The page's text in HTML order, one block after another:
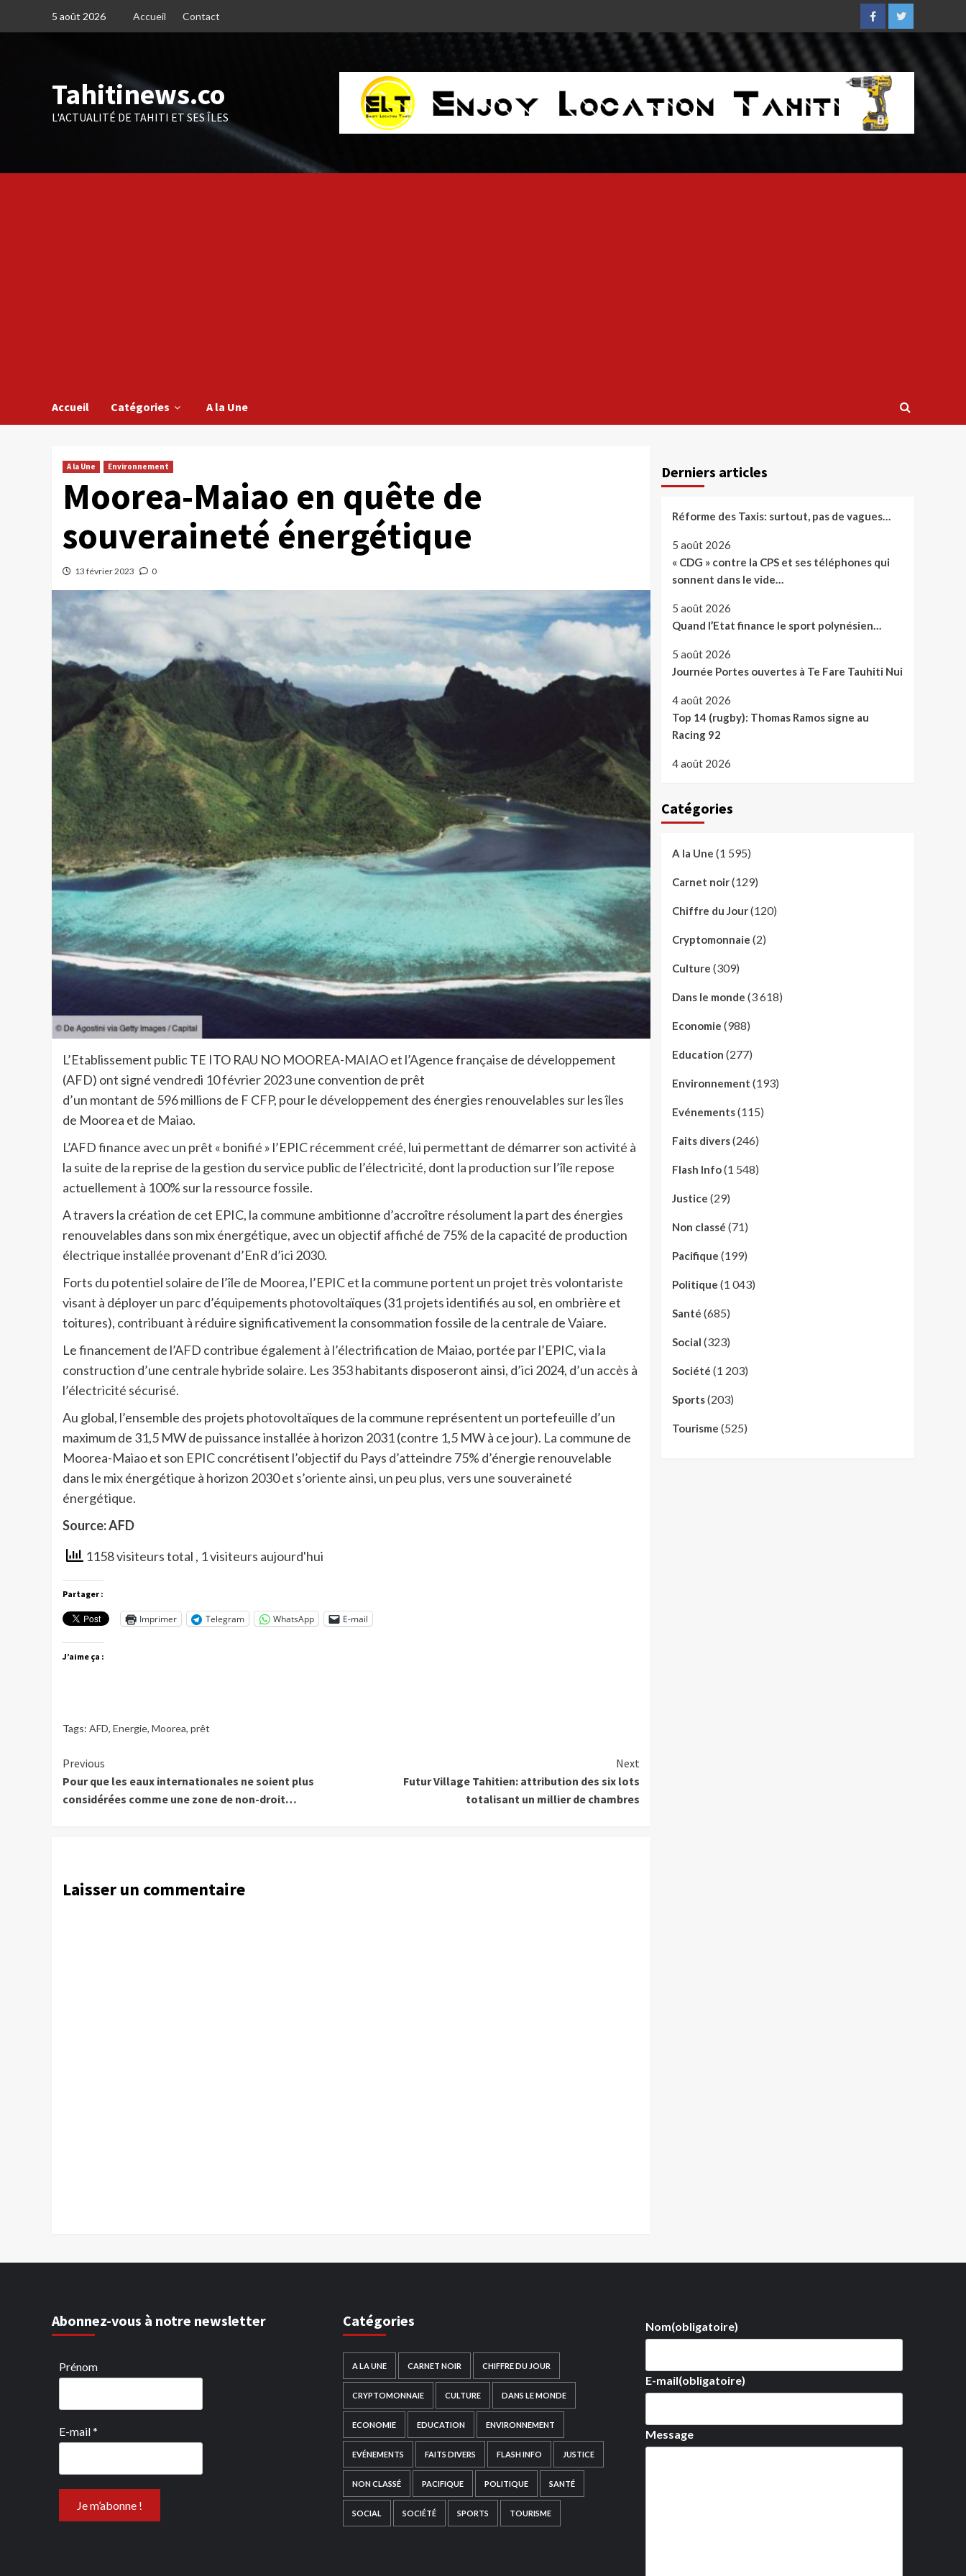
5 août 2026 Accueil Contact
FacebookTwitter
Tahitinews.co
L'ACTUALITÉ DE TAHITI ET SES ÎLES
Accueil Catégories A la Une
A la Une Environnement
Moorea-Maiao en quête de
souveraineté énergétique
13 février 2023 0
L’Etablissement public TE ITO RAU NO MOOREA-MAIAO et l’Agence française de développement
(AFD) ont signé vendredi 10 février 2023 une convention de prêt
d’un montant de 596 millions de F CFP, pour le développement des énergies renouvelables sur les îles
de Moorea et de Maiao.
L’AFD finance avec un prêt « bonifié » l’EPIC récemment créé, lui permettant de démarrer son activité à
la suite de la reprise de la gestion du service public de l’électricité, dont la production sur l’île repose
actuellement à 100% sur la ressource fossile.
A travers la création de cet EPIC, la commune ambitionne d’accroître résolument la part des énergies
renouvelables dans son mix énergétique, avec un objectif affiché de 75% de la capacité de production
électrique installée provenant d’EnR d’ici 2030.
Forts du potentiel solaire de l’île de Moorea, l’EPIC et la commune portent un projet très volontariste
visant à déployer un parc d’équipements photovoltaïques (31 projets identifiés au sol, en ombrière et
toitures), contribuant à réduire significativement la consommation fossile de la centrale de Vaiare.
Le financement de l’AFD contribue également à l’électrification de Maiao, portée par l’EPIC, via la
construction d’une centrale hybride solaire. Les 353 habitants disposeront ainsi, d’ici 2024, d’un accès à
l’électricité sécurisé.
Au global, l’ensemble des projets photovoltaïques de la commune représentent un portefeuille d’un
maximum de 31,5 MW de puissance installée à horizon 2031 (contre 1,5 MW à ce jour). La commune de
Moorea-Maiao et son EPIC concrétisent l’objectif du Pays d’atteindre 75% d’énergie renouvelable
dans le mix énergétique à horizon 2030 et s’oriente ainsi, un peu plus, vers une souveraineté
énergétique.
Source: AFD
1158 visiteurs total , 1 visiteurs aujourd'hui
Partager :
Imprimer Telegram WhatsApp E-mail
J’aime ça :
Tags: AFD, Energie, Moorea, prêt
Continue
Reading
Previous
Pour que les eaux internationales ne soient plus
considérées comme une zone de non-droit…
Next
Futur Village Tahitien: attribution des six lots
totalisant un millier de chambres
Laisser un commentaire
Derniers articles
Réforme des Taxis: surtout, pas de vagues…
5 août 2026
« CDG » contre la CPS et ses téléphones qui
sonnent dans le vide…
5 août 2026
Quand l’Etat finance le sport polynésien…
5 août 2026
Journée Portes ouvertes à Te Fare Tauhiti Nui
4 août 2026
Top 14 (rugby): Thomas Ramos signe au
Racing 92
4 août 2026
Catégories
A la Une (1 595)
Carnet noir(129)
Chiffre du Jour(120)
Cryptomonnaie (2)
Culture (309)
Dans le monde (3 618)
Economie (988)
Education (277)
Environnement (193)
Evénements(115)
Faits divers(246)
Flash Info(1 548)
Justice (29)
Non classé (71)
Pacifique (199)
Politique (1 043)
Santé (685)
Social (323)
Société (1 203)
Sports(203)
Tourisme (525)
Abonnez-vous à notre newsletter
Prénom
E-mail*
Catégories
A LA UNE CARNET NOIR CHIFFRE DU JOUR
CRYPTOMONNAIE CULTURE DANS LE MONDE
ECONOMIE EDUCATION ENVIRONNEMENT
EVÉNEMENTS FAITS DIVERS FLASH INFO JUSTICE
NON CLASSÉ PACIFIQUE POLITIQUE SANTÉ
SOCIAL SOCIÉTÉ SPORTS TOURISME
Nom(obligatoire)
E-mail(obligatoire)
Message